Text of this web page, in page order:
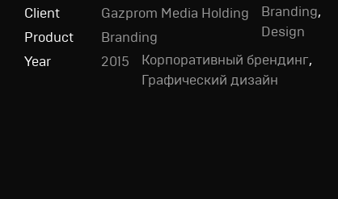
Client
Gazprom Media Holding
Product
Branding
Year
2015
Branding,
Design
Корпоративный брендинг,
Графический дизайн